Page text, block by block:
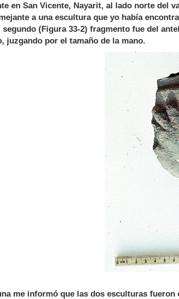
en San Vicente, Nayarit, al lado norte del
a una escultura que yo había
segundo (Figura 33-2) fragmento fue del
juzgando por el tamaño de la mano.
me informó que las dos esculturas fueron